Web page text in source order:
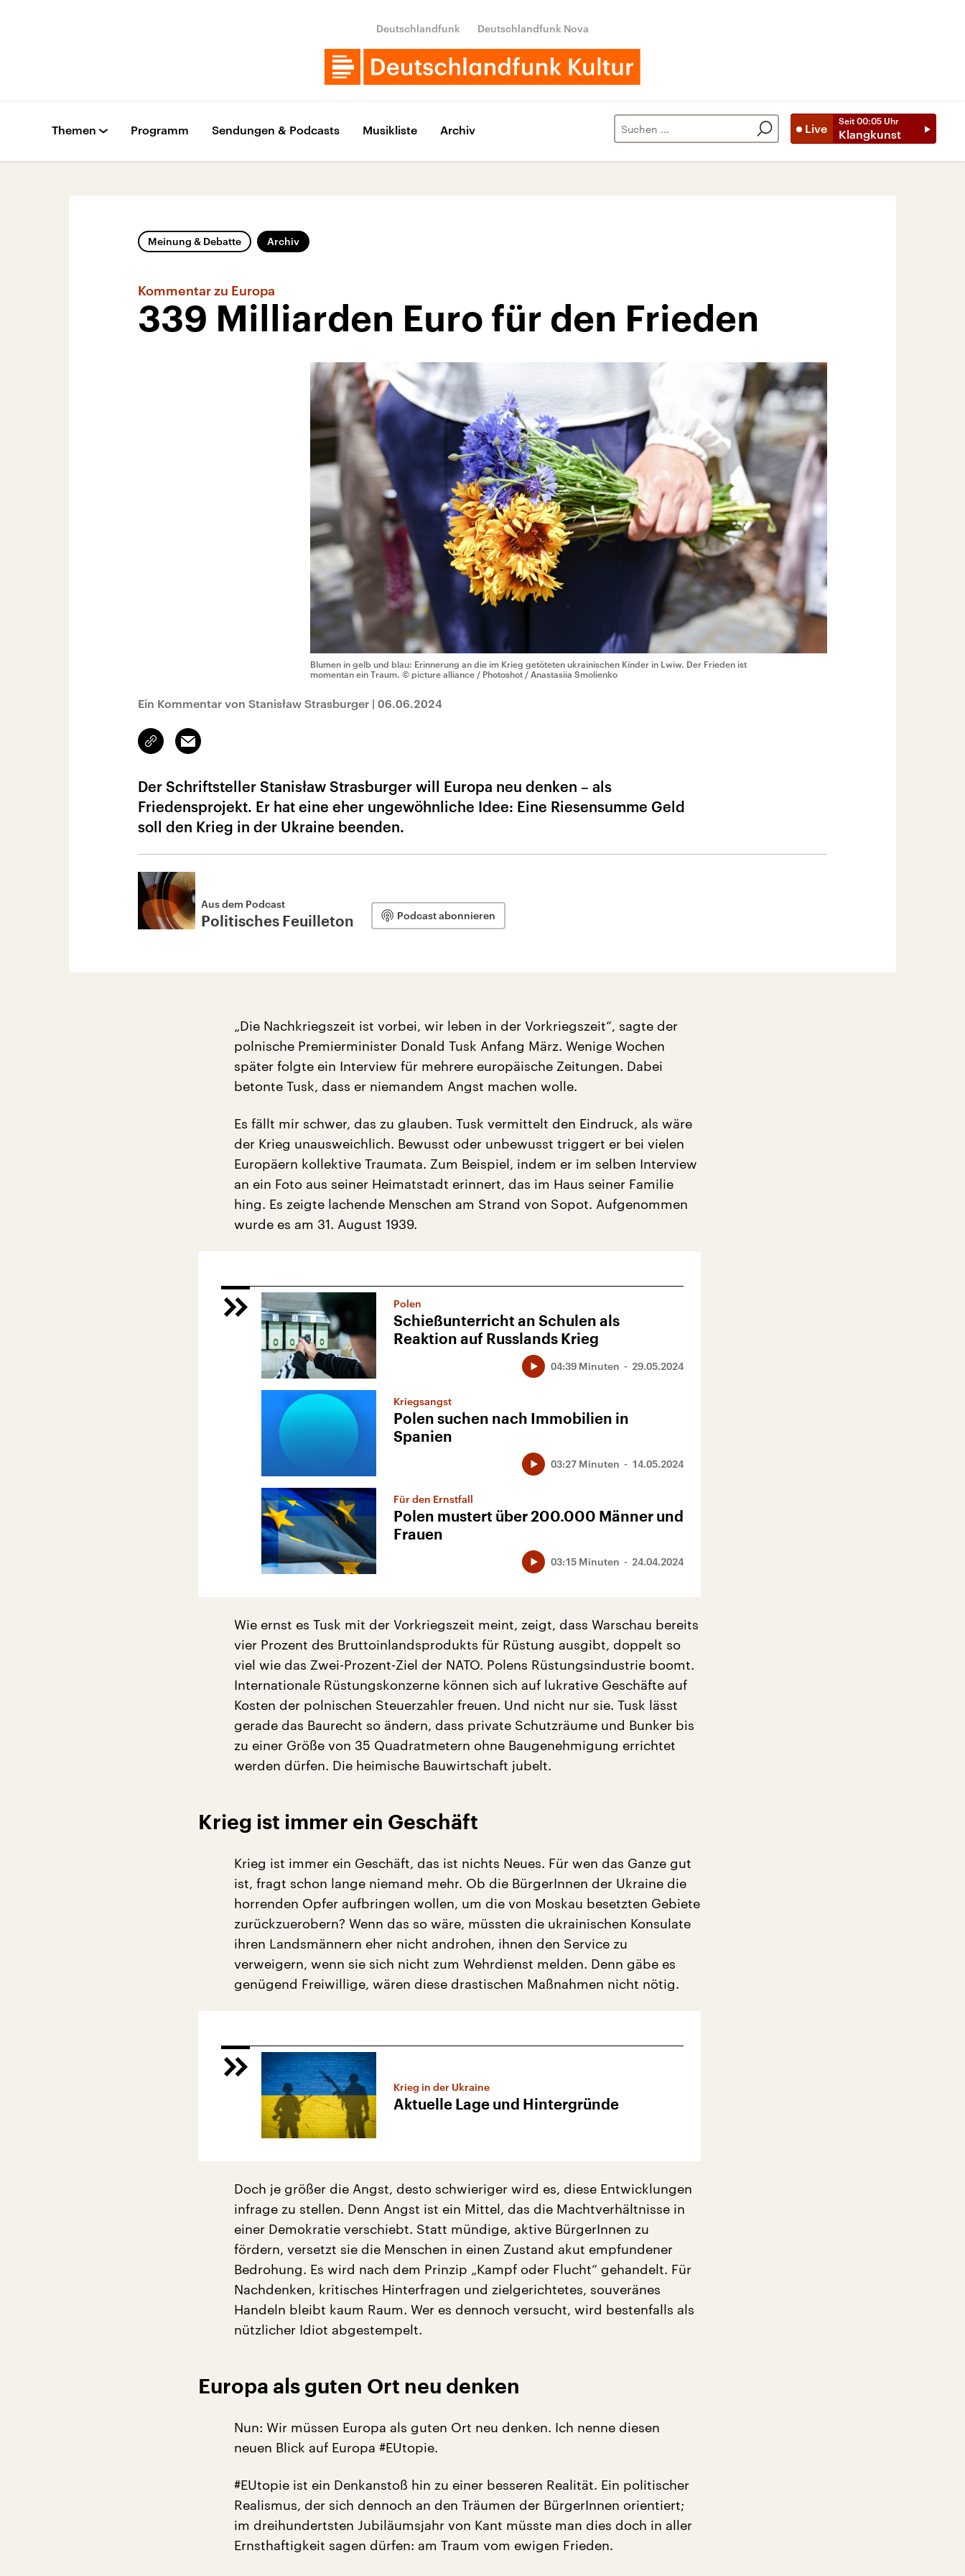
Deutschlandfunk Deutschlandfunk Nova
Live
Seit 00:05 Uhr
Klangkunst
Themen Programm Sendungen & Podcasts Musikliste Archiv
Meinung & Debatte Archiv
Kommentar zu Europa
339 Milliarden Euro für den Frieden
Blumen in gelb und blau: Erinnerung an die im Krieg getöteten ukrainischen Kinder in Lwiw. Der Frieden ist
momentan ein Traum. © picture alliance / Photoshot / Anastasiia Smolienko
Ein Kommentar von Stanisław Strasburger | 06.06.2024
Link
kopieren/teilen
Email
Der Schriftsteller Stanisław Strasburger will Europa neu denken – als
Friedensprojekt. Er hat eine eher ungewöhnliche Idee: Eine Riesensumme Geld
soll den Krieg in der Ukraine beenden.
Aus dem Podcast
Politisches Feuilleton Podcast abonnieren
„Die Nachkriegszeit ist vorbei, wir leben in der Vorkriegszeit“, sagte der
polnische Premierminister Donald Tusk Anfang März. Wenige Wochen
später folgte ein Interview für mehrere europäische Zeitungen. Dabei
betonte Tusk, dass er niemandem Angst machen wolle.
Es fällt mir schwer, das zu glauben. Tusk vermittelt den Eindruck, als wäre
der Krieg unausweichlich. Bewusst oder unbewusst triggert er bei vielen
Europäern kollektive Traumata. Zum Beispiel, indem er im selben Interview
an ein Foto aus seiner Heimatstadt erinnert, das im Haus seiner Familie
hing. Es zeigte lachende Menschen am Strand von Sopot. Aufgenommen
wurde es am 31. August 1939.
Polen
Schießunterricht an Schulen als
Reaktion auf Russlands Krieg
29.05.2024
04:39 Minuten
Kriegsangst
Polen suchen nach Immobilien in
Spanien
14.05.2024
03:27 Minuten
Für den Ernstfall
Polen mustert über 200.000 Männer und
Frauen
24.04.2024
03:15 Minuten
Wie ernst es Tusk mit der Vorkriegszeit meint, zeigt, dass Warschau bereits
vier Prozent des Bruttoinlandsprodukts für Rüstung ausgibt, doppelt so
viel wie das Zwei-Prozent-Ziel der NATO. Polens Rüstungsindustrie boomt.
Internationale Rüstungskonzerne können sich auf lukrative Geschäfte auf
Kosten der polnischen Steuerzahler freuen. Und nicht nur sie. Tusk lässt
gerade das Baurecht so ändern, dass private Schutzräume und Bunker bis
zu einer Größe von 35 Quadratmetern ohne Baugenehmigung errichtet
werden dürfen. Die heimische Bauwirtschaft jubelt.
Krieg ist immer ein Geschäft
Krieg ist immer ein Geschäft, das ist nichts Neues. Für wen das Ganze gut
ist, fragt schon lange niemand mehr. Ob die BürgerInnen der Ukraine die
horrenden Opfer aufbringen wollen, um die von Moskau besetzten Gebiete
zurückzuerobern? Wenn das so wäre, müssten die ukrainischen Konsulate
ihren Landsmännern eher nicht androhen, ihnen den Service zu
verweigern, wenn sie sich nicht zum Wehrdienst melden. Denn gäbe es
genügend Freiwillige, wären diese drastischen Maßnahmen nicht nötig.
Krieg in der Ukraine
Aktuelle Lage und Hintergründe
Doch je größer die Angst, desto schwieriger wird es, diese Entwicklungen
infrage zu stellen. Denn Angst ist ein Mittel, das die Machtverhältnisse in
einer Demokratie verschiebt. Statt mündige, aktive BürgerInnen zu
fördern, versetzt sie die Menschen in einen Zustand akut empfundener
Bedrohung. Es wird nach dem Prinzip „Kampf oder Flucht“ gehandelt. Für
Nachdenken, kritisches Hinterfragen und zielgerichtetes, souveränes
Handeln bleibt kaum Raum. Wer es dennoch versucht, wird bestenfalls als
nützlicher Idiot abgestempelt.
Europa als guten Ort neu denken
Nun: Wir müssen Europa als guten Ort neu denken. Ich nenne diesen
neuen Blick auf Europa #EUtopie.
#EUtopie ist ein Denkanstoß hin zu einer besseren Realität. Ein politischer
Realismus, der sich dennoch an den Träumen der BürgerInnen orientiert;
im dreihundertsten Jubiläumsjahr von Kant müsste man dies doch in aller
Ernsthaftigkeit sagen dürfen: am Traum vom ewigen Frieden.